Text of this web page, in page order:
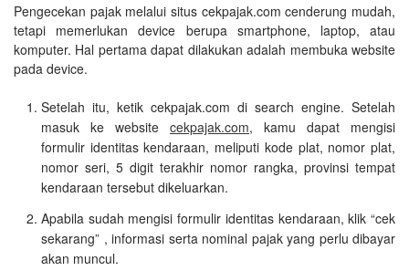
Pengecekan pajak melalui situs cekpajak.com cenderung mudah,
tetapi memerlukan device berupa smartphone, laptop, atau
komputer. Hal pertama dapat dilakukan adalah membuka website
pada device.
Setelah itu, ketik cekpajak.com di search engine. Setelah
masuk ke website cekpajak.com, kamu dapat mengisi
formulir identitas kendaraan, meliputi kode plat, nomor plat,
nomor seri, 5 digit terakhir nomor rangka, provinsi tempat
kendaraan tersebut dikeluarkan.
Apabila sudah mengisi formulir identitas kendaraan, klik “cek
sekarang” , informasi serta nominal pajak yang perlu dibayar
akan muncul.